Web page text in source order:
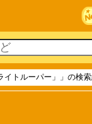
イトルーパー」」の検